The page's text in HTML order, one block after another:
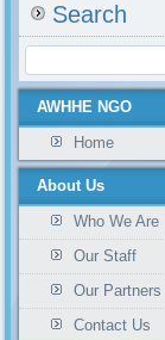
Search
AWHHE NGO
Home
About Us
Who We Are
Our Staff
Our Partners
Contact Us